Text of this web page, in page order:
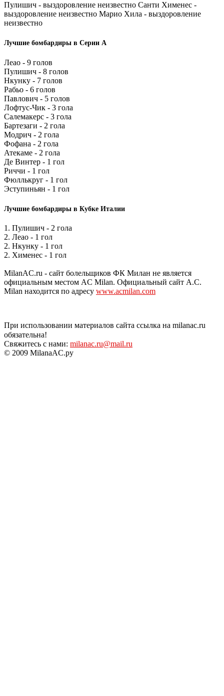
Пулишич - выздоровление неизвестно Санти Хименес -
выздоровление неизвестно Марио Хила - выздоровление
неизвестно
Лучшие бомбардиры в Серии А
Леао - 9 голов
Пулишич - 8 голов
Нкунку - 7 голов
Рабьо - 6 голов
Павлович - 5 голов
Лофтус-Чик - 3 гола
Салемакерс - 3 гола
Бартезаги - 2 гола
Модрич - 2 гола
Фофана - 2 гола
Атекаме - 2 гола
Де Винтер - 1 гол
Риччи - 1 гол
Фюллькруг - 1 гол
Эступиньян - 1 гол
Лучшие бомбардиры в Кубке Италии
1. Пулишич - 2 гола
2. Леао - 1 гол
2. Нкунку - 1 гол
2. Хименес - 1 гол
MilanAC.ru - сайт болельщиков ФК Милан не является
официальным местом AC Milan. Официальный сайт A.C.
Milan находится по адресу www.acmilan.com
При использовании материалов сайта ссылка на milanac.ru
обязательна!
Свяжитесь с нами: milanac.ru@mail.ru
© 2009 MilanaAC.ру